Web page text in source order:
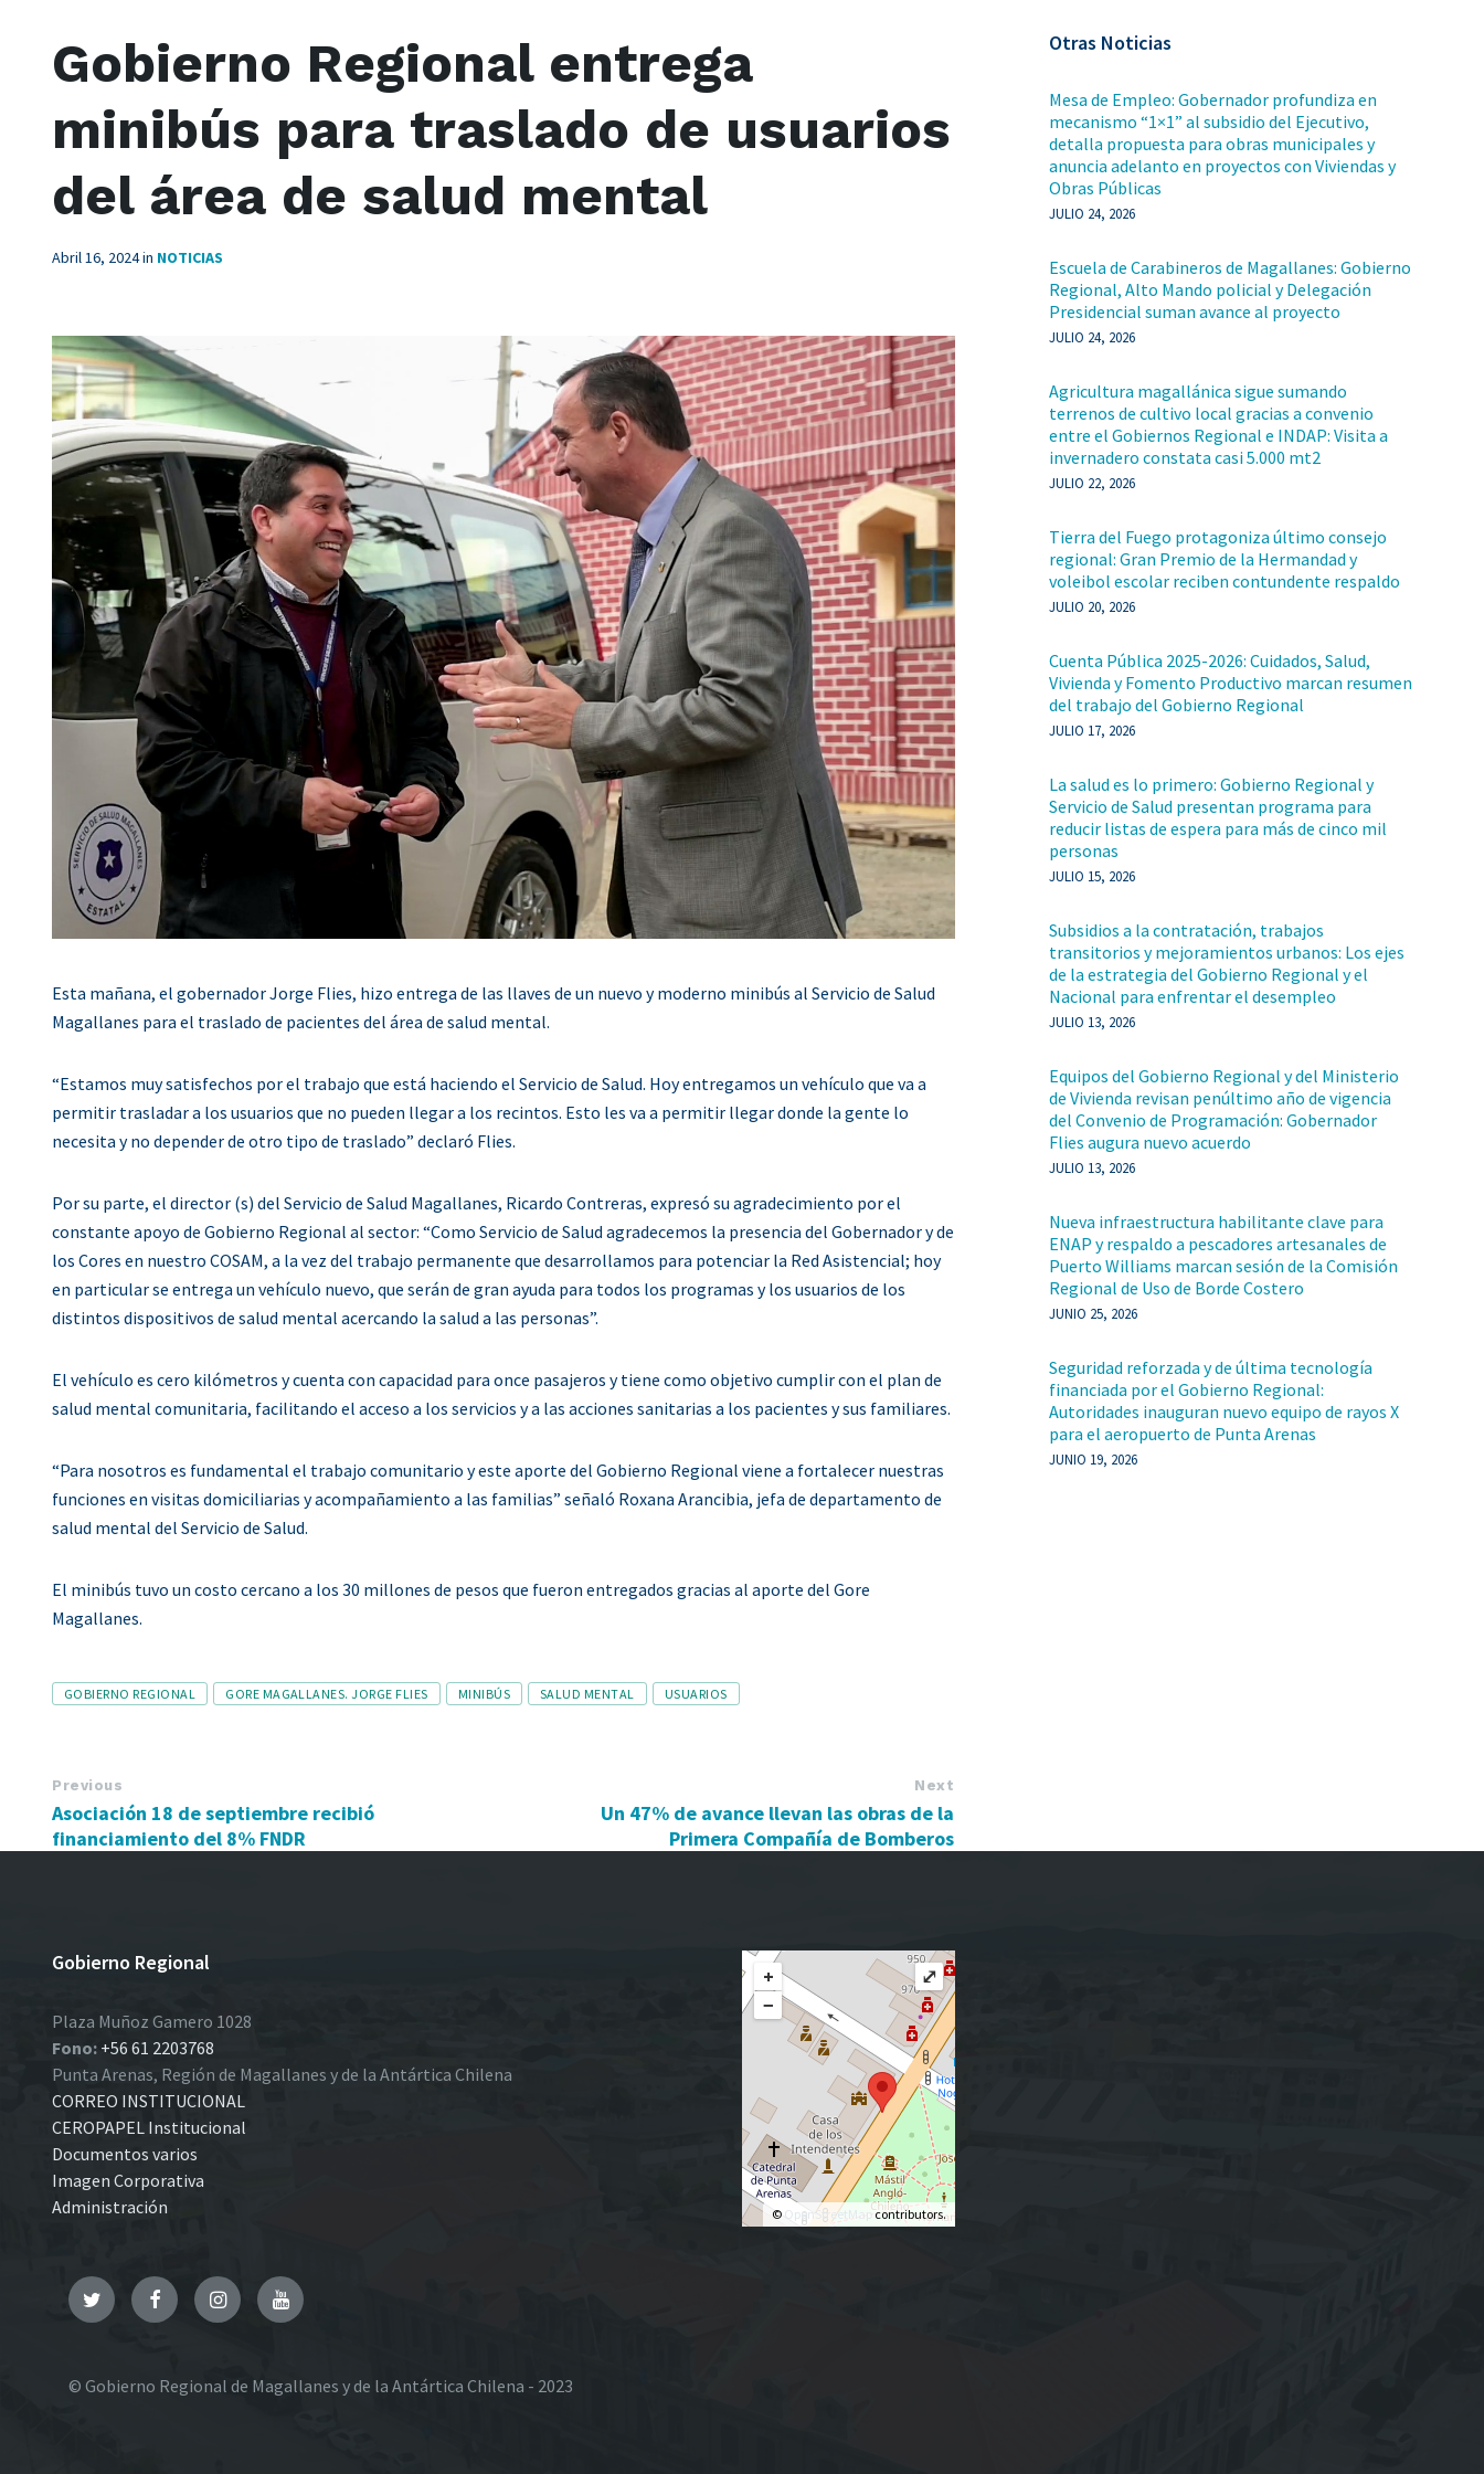
Gobierno Regional entrega
minibús para traslado de usuarios
del área de salud mental
Abril 16, 2024in NOTICIAS
Esta mañana, el gobernador Jorge Flies, hizo entrega de las llaves de un nuevo y moderno minibús al Servicio de Salud
Magallanes para el traslado de pacientes del área de salud mental.
“Estamos muy satisfechos por el trabajo que está haciendo el Servicio de Salud. Hoy entregamos un vehículo que va a
permitir trasladar a los usuarios que no pueden llegar a los recintos. Esto les va a permitir llegar donde la gente lo
necesita y no depender de otro tipo de traslado” declaró Flies.
Por su parte, el director (s) del Servicio de Salud Magallanes, Ricardo Contreras, expresó su agradecimiento por el
constante apoyo de Gobierno Regional al sector: “Como Servicio de Salud agradecemos la presencia del Gobernador y de
los Cores en nuestro COSAM, a la vez del trabajo permanente que desarrollamos para potenciar la Red Asistencial; hoy
en particular se entrega un vehículo nuevo, que serán de gran ayuda para todos los programas y los usuarios de los
distintos dispositivos de salud mental acercando la salud a las personas”.
El vehículo es cero kilómetros y cuenta con capacidad para once pasajeros y tiene como objetivo cumplir con el plan de
salud mental comunitaria, facilitando el acceso a los servicios y a las acciones sanitarias a los pacientes y sus familiares.
“Para nosotros es fundamental el trabajo comunitario y este aporte del Gobierno Regional viene a fortalecer nuestras
funciones en visitas domiciliarias y acompañamiento a las familias” señaló Roxana Arancibia, jefa de departamento de
salud mental del Servicio de Salud.
El minibús tuvo un costo cercano a los 30 millones de pesos que fueron entregados gracias al aporte del Gore
Magallanes.
Tags
GOBIERNO REGIONAL GORE MAGALLANES. JORGE FLIES MINIBÚS SALUD MENTAL USUARIOS
Previous
Asociación 18 de septiembre recibió
financiamiento del 8% FNDR
Next
Un 47% de avance llevan las obras de la
Primera Compañía de Bomberos
Otras Noticias
Mesa de Empleo: Gobernador profundiza en
mecanismo “1×1” al subsidio del Ejecutivo,
detalla propuesta para obras municipales y
anuncia adelanto en proyectos con Viviendas y
Obras Públicas
JULIO 24, 2026
Escuela de Carabineros de Magallanes: Gobierno
Regional, Alto Mando policial y Delegación
Presidencial suman avance al proyecto
JULIO 24, 2026
Agricultura magallánica sigue sumando
terrenos de cultivo local gracias a convenio
entre el Gobiernos Regional e INDAP: Visita a
invernadero constata casi 5.000 mt2
JULIO 22, 2026
Tierra del Fuego protagoniza último consejo
regional: Gran Premio de la Hermandad y
voleibol escolar reciben contundente respaldo
JULIO 20, 2026
Cuenta Pública 2025-2026: Cuidados, Salud,
Vivienda y Fomento Productivo marcan resumen
del trabajo del Gobierno Regional
JULIO 17, 2026
La salud es lo primero: Gobierno Regional y
Servicio de Salud presentan programa para
reducir listas de espera para más de cinco mil
personas
JULIO 15, 2026
Subsidios a la contratación, trabajos
transitorios y mejoramientos urbanos: Los ejes
de la estrategia del Gobierno Regional y el
Nacional para enfrentar el desempleo
JULIO 13, 2026
Equipos del Gobierno Regional y del Ministerio
de Vivienda revisan penúltimo año de vigencia
del Convenio de Programación: Gobernador
Flies augura nuevo acuerdo
JULIO 13, 2026
Nueva infraestructura habilitante clave para
ENAP y respaldo a pescadores artesanales de
Puerto Williams marcan sesión de la Comisión
Regional de Uso de Borde Costero
JUNIO 25, 2026
Seguridad reforzada y de última tecnología
financiada por el Gobierno Regional:
Autoridades inauguran nuevo equipo de rayos X
para el aeropuerto de Punta Arenas
JUNIO 19, 2026
Gobierno Regional
Plaza Muñoz Gamero 1028
Fono: +56 61 2203768
Punta Arenas, Región de Magallanes y de la Antártica Chilena
CORREO INSTITUCIONAL
CEROPAPEL Institucional
Documentos varios
Imagen Corporativa
Administración
+
−
© OpenStreetMapcontributors.
⤢
TwitterFacebookInstagramYouTube
© Gobierno Regional de Magallanes y de la Antártica Chilena - 2023